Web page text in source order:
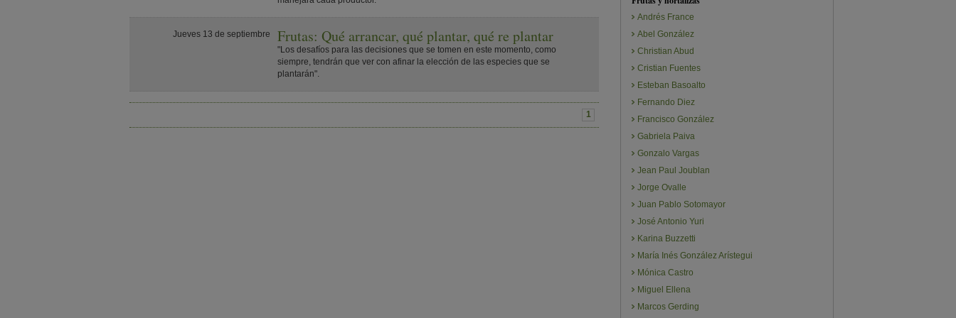
Jueves 13 de septiembre Frutas: Qué arrancar, qué plantar, qué re plantar
"Los desafíos para las decisiones que se tomen en este momento, como
siempre, tendrán que ver con afinar la elección de las especies que se
plantarán".
1
Andrés France
Abel González
Christian Abud
Cristian Fuentes
Esteban Basoalto
Fernando Diez
Francisco González
Gabriela Paiva
Gonzalo Vargas
Jean Paul Joublan
Jorge Ovalle
Juan Pablo Sotomayor
José Antonio Yuri
Karina Buzzetti
María Inés González Arístegui
Mónica Castro
Miguel Ellena
Marcos Gerding